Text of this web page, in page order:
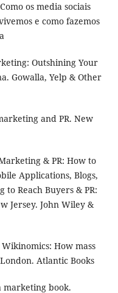
os media sociais
e como fazemos
Outshining Your
Gowalla, Yelp & Other
and PR. New
& PR: How to
Applications, Blogs,
to Reach Buyers & PR:
Jersey. John Wiley &
How mass
Atlantic Books
marketing book.